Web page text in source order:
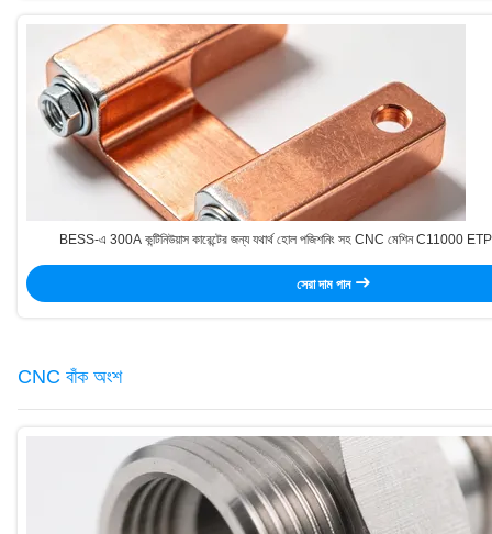
BESS-এ 300A কন্টিনিউয়াস কারেন্টের জন্য যথার্থ হোল পজিশনিং সহ CNC মেশিন C11000 ETP
সেরা দাম পান
CNC বাঁক অংশ